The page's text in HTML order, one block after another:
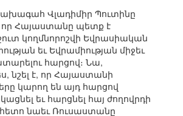
Վլադիմիր Պուտինը
որ Հայաստանը պետք է
կողմնորոշվի Եվրասիական
եւ Եվրամիության միջեւ
հարցով։ Նա,
նշել է, որ Հայաստանի
կարող են այդ հարցով
եւ հարցնել հայ ժողովրդի
նաեւ Ռուսաստանը